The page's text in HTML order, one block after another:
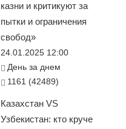
казни и критикуют за
пытки и ограничения
свобод»
24.01.2025 12:00
День за днем
1161 (42489)
Казахстан VS
Узбекистан: кто круче